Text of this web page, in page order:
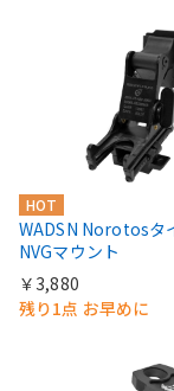
HOT
WADSN Norotosタ
NVGマウント
￥3,880
残り1点 お早めに